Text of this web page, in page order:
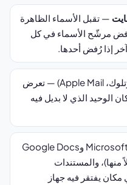
— تقبل الأسماء الظاهرة
مرشّح الأسماء في كل
إذا رُفض أحدها.
(جيميل، أوتلوك، Apple Mail) — تعرض
الوحيد الذي لا بديل فيه
تنسيق نصوص Microsoft Word وGoogle Docs
والمستندات
يفتقر فيه جهاز